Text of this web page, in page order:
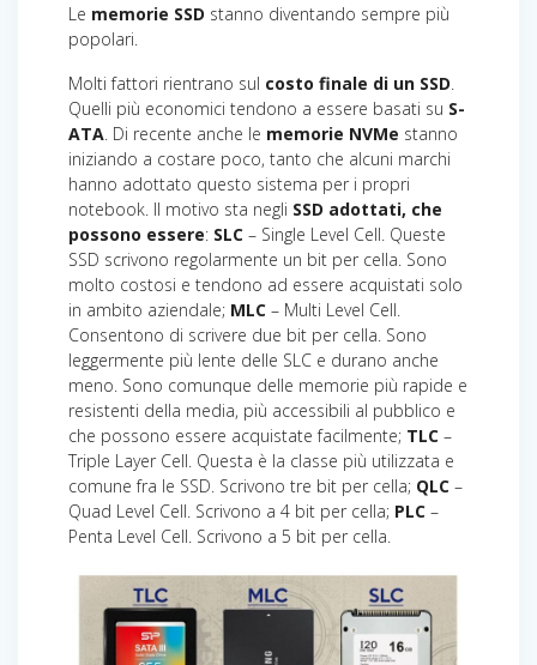
Le memorie SSD stanno diventando sempre più
popolari.
Molti fattori rientrano sul costo finale di un SSD.
Quelli più economici tendono a essere basati su S-
ATA. Di recente anche le memorie NVMe stanno
iniziando a costare poco, tanto che alcuni marchi
hanno adottato questo sistema per i propri
notebook. Il motivo sta negli SSD adottati, che
possono essere: SLC – Single Level Cell. Queste
SSD scrivono regolarmente un bit per cella. Sono
molto costosi e tendono ad essere acquistati solo
in ambito aziendale; MLC – Multi Level Cell.
Consentono di scrivere due bit per cella. Sono
leggermente più lente delle SLC e durano anche
meno. Sono comunque delle memorie più rapide e
resistenti della media, più accessibili al pubblico e
che possono essere acquistate facilmente; TLC –
Triple Layer Cell. Questa è la classe più utilizzata e
comune fra le SSD. Scrivono tre bit per cella; QLC –
Quad Level Cell. Scrivono a 4 bit per cella; PLC –
Penta Level Cell. Scrivono a 5 bit per cella.